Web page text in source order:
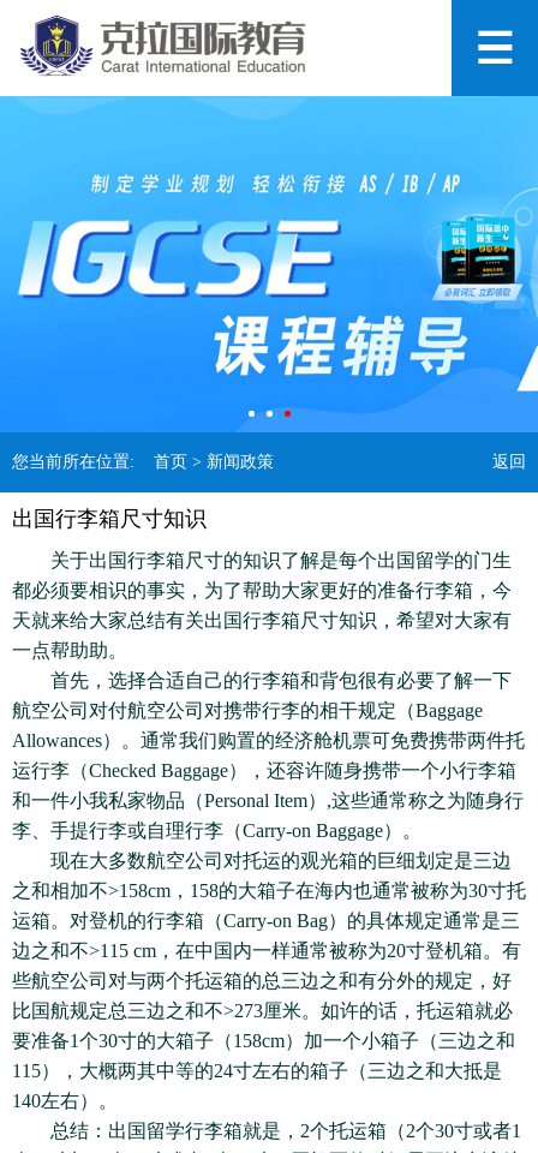
您当前所在位置: 首页 > 新闻政策 返回
出国行李箱尺寸知识
关于出国行李箱尺寸的知识了解是每个出国留学的门生
都必须要相识的事实，为了帮助大家更好的准备行李箱，今
天就来给大家总结有关出国行李箱尺寸知识，希望对大家有
一点帮助助。
首先，选择合适自己的行李箱和背包很有必要了解一下
航空公司对付航空公司对携带行李的相干规定（Baggage
Allowances）。通常我们购置的经济舱机票可免费携带两件托
运行李（Checked Baggage），还容许随身携带一个小行李箱
和一件小我私家物品（Personal Item）,这些通常称之为随身行
李、手提行李或自理行李（Carry-on Baggage）。
现在大多数航空公司对托运的观光箱的巨细划定是三边
之和相加不>158cm，158的大箱子在海内也通常被称为30寸托
运箱。对登机的行李箱（Carry-on Bag）的具体规定通常是三
边之和不>115 cm，在中国内一样通常被称为20寸登机箱。有
些航空公司对与两个托运箱的总三边之和有分外的规定，好
比国航规定总三边之和不>273厘米。如许的话，托运箱就必
要准备1个30寸的大箱子（158cm）加一个小箱子（三边之和
115），大概两其中等的24寸左右的箱子（三边之和大抵是
140左右）。
总结：出国留学行李箱就是，2个托运箱（2个30寸或者1